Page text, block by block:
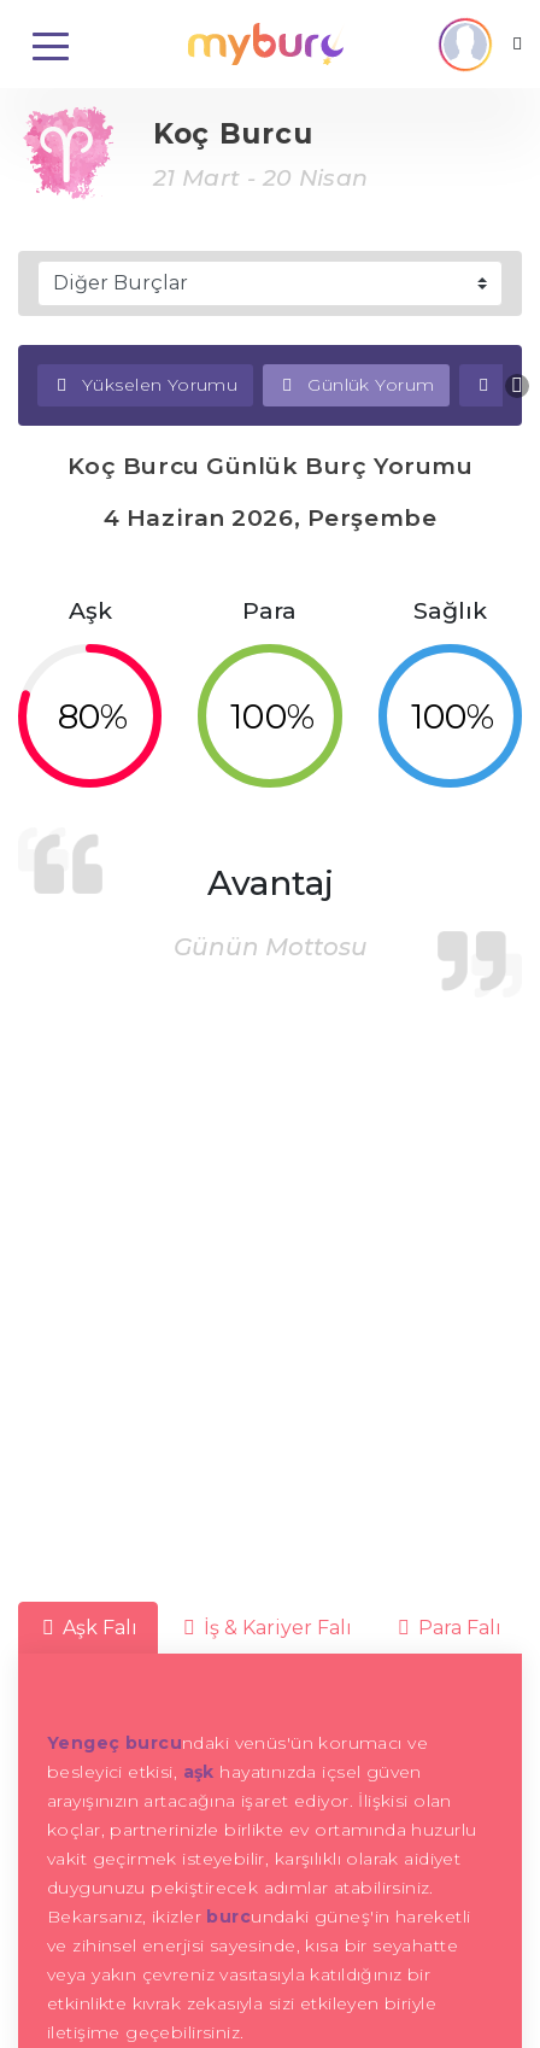
Koç Burcu
21 Mart - 20 Nisan
Yükselen Yorumu Günlük Yorum
Koç Burcu Günlük Burç Yorumu
4 Haziran 2026, Perşembe
Aşk
80%
Para
100%
Sağlık
100%
Avantaj
Günün Mottosu
Aşk Falı İş & Kariyer Falı Para Falı
Yengeç burcundaki venüs'ün korumacı ve
besleyici etkisi, aşk hayatınızda içsel güven
arayışınızın artacağına işaret ediyor. İlişkisi olan
koçlar, partnerinizle birlikte ev ortamında huzurlu
vakit geçirmek isteyebilir, karşılıklı olarak aidiyet
duygunuzu pekiştirecek adımlar atabilirsiniz.
Bekarsanız, ikizler burcundaki güneş'in hareketli
ve zihinsel enerjisi sayesinde, kısa bir seyahatte
veya yakın çevreniz vasıtasıyla katıldığınız bir
etkinlikte kıvrak zekasıyla sizi etkileyen biriyle
iletişime geçebilirsiniz.